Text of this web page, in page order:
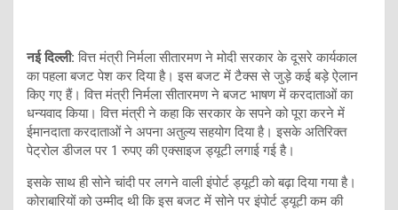
नई दिल्ली: वित्त मंत्री निर्मला सीतारमण ने मोदी सरकार के दूसरे कार्यकाल
का पहला बजट पेश कर दिया है। इस बजट में टैक्स से जुड़े कई बड़े ऐलान
किए गए हैं। वित्त मंत्री निर्मला सीतारमण ने बजट भाषण में करदाताओं का
धन्यवाद किया। वित्त मंत्री ने कहा कि सरकार के सपने को पूरा करने में
ईमानदाता करदाताओं ने अपना अतुल्य सहयोग दिया है। इसके अतिरिक्त
पेट्रोल डीजल पर 1 रुपए की एक्साइज ड्यूटी लगाई गई है।
इसके साथ ही सोने चांदी पर लगने वाली इंपोर्ट ड्यूटी को बढ़ा दिया गया है।
कोराबारियों को उम्मीद थी कि इस बजट में सोने पर इंपोर्ट ड्यूटी कम की